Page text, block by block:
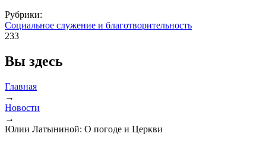
Рубрики:
Социальное служение и благотворительность
233
Вы здесь
Главная
→
Новости
→
Юлии Латыниной: О погоде и Церкви